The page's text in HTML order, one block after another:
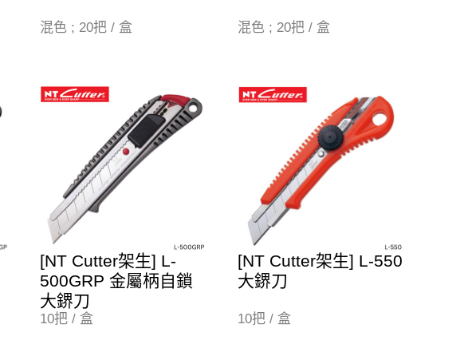
混色 ; 20把 / 盒 混色 ; 20把 / 盒
[NT Cutter架生] L-
500GRP 金屬柄自鎖
大鎅刀
10把 / 盒
[NT Cutter架生] L-550
大鎅刀
10把 / 盒